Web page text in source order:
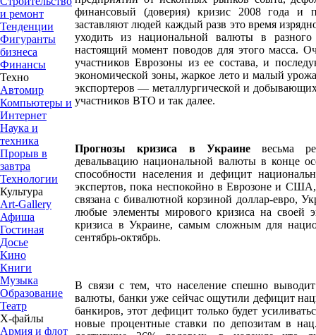
и ремонт
Тенденции
Фигуранты
бизнеса
Финансы
Техно
Автомир
Компьютеры и
Интернет
Наука и
техника
Прорыв в
завтра
Технологии
Культура
Art-Gallery
Афиша
Гостиная
Досье
Кино
Книги
Музыка
Образование
Театр
Х-файлы
Армия и флот
финансовый (доверия) кризис 2008 года и
заставляют людей каждый разв это время
уходить из национальной валюты в
настоящий момент поводов для этого масса.
участников Еврозоны из ее состава, и
экономической зоны, жаркое лето и малый
экспортеров — металлургической и
участников ВТО и так далее.
Прогнозы кризиса в Украиневесьма
девальвацию национальной валюты в конце
способности населения и дефицит
экспертов, пока неспокойно в Еврозоне и США,
связана с бивалютной корзиной доллар-евро,
любые элементы мирового кризиса на своей
кризиса в Украине, самым сложным для
сентябрь-октябрь.
В связи с тем, что население спешно
валюты, банки уже сейчас ощутили дефицит
банкиров, этот дефицит только будет
новые процентные ставки по депозитам в